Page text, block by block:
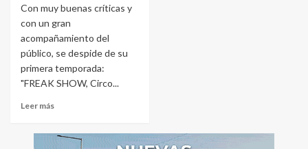
Con muy buenas críticas y
con un gran
acompañamiento del
público, se despide de su
primera temporada:
"FREAK SHOW, Circo...
Leer más